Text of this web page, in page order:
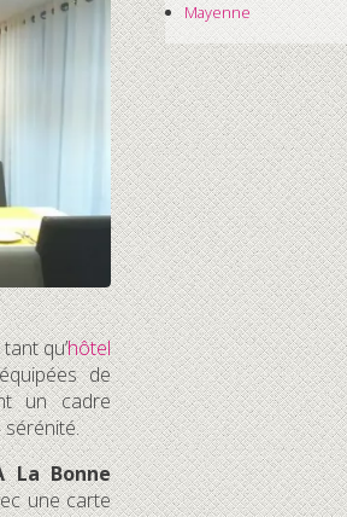
qu’hôtel
de
un cadre
La Bonne
une carte
Mayenne